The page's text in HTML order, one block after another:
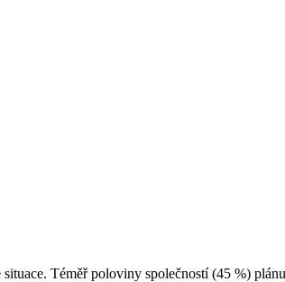
Téměř poloviny společností (45 %)